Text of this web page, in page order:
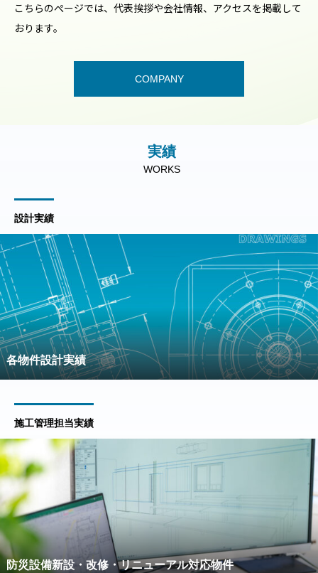
こちらのぺージでは、代表挨拶や会社情報、アクセスを掲載して
おります。
COMPANY
迅速かつ丁寧に対応させていただきます。
CONTACT
実績
WORKS
設計実績
各物件設計実績
施工管理担当実績
防災設備新設・改修・リニューアル対応物件